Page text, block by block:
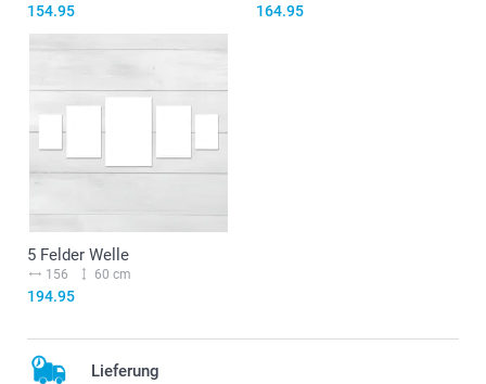
154.95 164.95
5 Felder Welle
156 60 cm
194.95
Lieferung